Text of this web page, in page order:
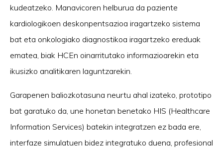
kudeatzeko. Manavicoren helburua da paziente
kardiologikoen deskonpentsazioa iragartzeko sistema
bat eta onkologiako diagnostikoa iragartzeko ereduak
ematea, biak HCEn oinarritutako informazioarekin eta
ikusizko analitikaren laguntzarekin.
Garapenen baliozkotasuna neurtu ahal izateko, prototipo
bat garatuko da, une honetan benetako HIS (Healthcare
Information Services) batekin integratzen ez bada ere,
interfaze simulatuen bidez integratuko duena, profesional